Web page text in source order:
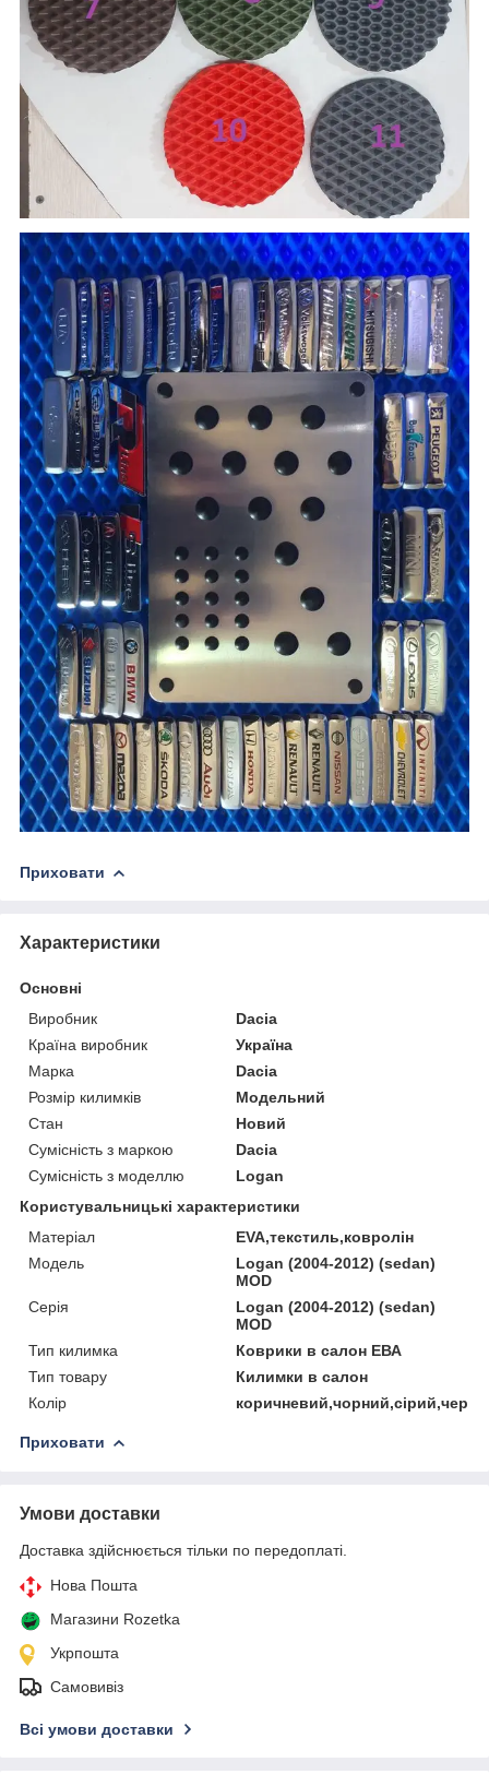
Приховати
Характеристики
Основні
Виробник
Dacia
Країна виробник
Україна
Марка
Dacia
Розмір килимків
Модельний
Стан
Новий
Сумісність з маркою
Dacia
Сумісність з моделлю
Logan
Користувальницькі характеристики
Матеріал
EVA,текстиль,ковролін
Мoдель
Logan (2004-2012) (sedan)
MOD
Серія
Logan (2004-2012) (sedan)
MOD
Тип килимка
Коврики в салон ЕВА
Тип товару
Килимки в салон
Колір
Приховати
Умови доставки
Доставка здійснюється тільки по передоплаті.
Нова Пошта
Магазини Rozetka
Укрпошта
Самовивіз
Всі умови доставки